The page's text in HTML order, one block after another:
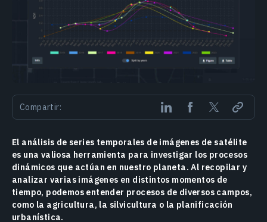
Compartir:
El análisis de series temporales de imágenes de satélite
es una valiosa herramienta para investigar los procesos
dinámicos que actúan en nuestro planeta. Al recopilar y
analizar varias imágenes en distintos momentos de
tiempo, podemos entender procesos de diversos campos,
como la agricultura, la silvicultura o la planificación
urbanística.